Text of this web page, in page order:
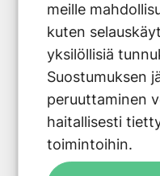
meille
kuten
yksilöllisiä
Suostumuksen
peruuttaminen
haitallisesti
toimintoihin.